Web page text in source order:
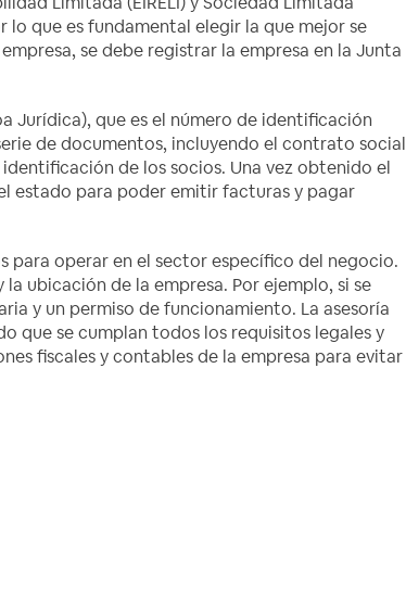
lo que es fundamental elegir la que mejor se
se debe registrar la empresa en la Junta
Jurídica), que es el número de identificación
de documentos, incluyendo el contrato social
de los socios. Una vez obtenido el
estado para poder emitir facturas y pagar
para operar en el sector específico del negocio.
ubicación de la empresa. Por ejemplo, si se
y un permiso de funcionamiento. La asesoría
que se cumplan todos los requisitos legales y
fiscales y contables de la empresa para evitar